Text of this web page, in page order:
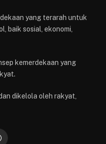
yang terarah untuk
baik sosial, ekonomi,
kemerdekaan yang
dikelola oleh rakyat,